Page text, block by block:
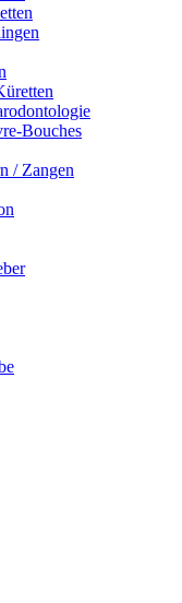
Bouches
/ Zangen